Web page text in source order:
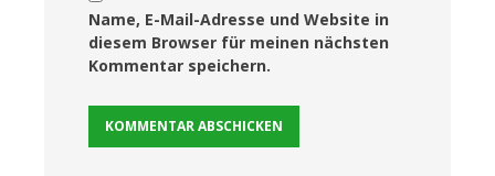
Name, E-Mail-Adresse und Website in
diesem Browser für meinen nächsten
Kommentar speichern.